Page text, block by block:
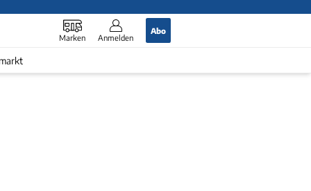
Marken Anmelden
Abo